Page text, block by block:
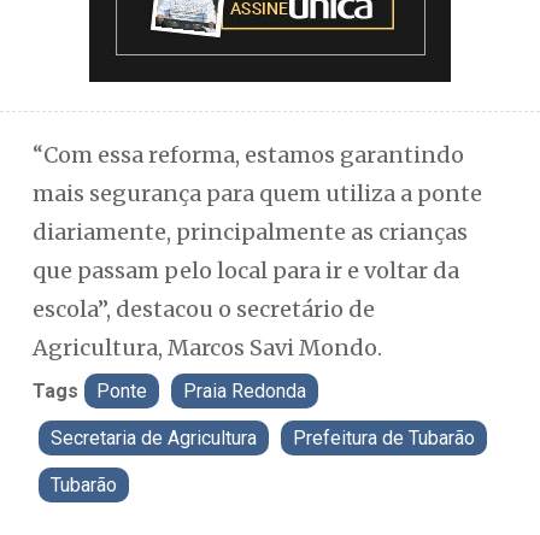
“Com essa reforma, estamos garantindo
mais segurança para quem utiliza a ponte
diariamente, principalmente as crianças
que passam pelo local para ir e voltar da
escola”, destacou o secretário de
Agricultura, Marcos Savi Mondo.
Tags Ponte Praia Redonda
Secretaria de Agricultura Prefeitura de Tubarão
Tubarão